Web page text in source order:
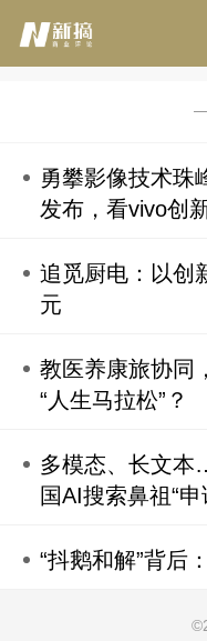
勇攀影像技术珠
发布，看vivo创
追觅厨电：以创
元
教医养康旅协同
“人生马拉松”？
多模态、长文
国AI搜索鼻祖“申
“抖鹅和解”背后
©